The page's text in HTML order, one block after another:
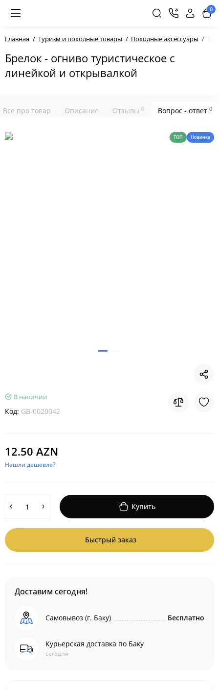
0
Главная Туризм и походные товары Походные аксессуары
Брелок - огниво туристическое с
линейкой и открывалкой
Все про товар Описание Отзывы 0 Вопрос - ответ 0
ТОП Новинка
В наличии
Код: GB-0020042
12.50 AZN
Нашли дешевле?
Купить
Быстрый заказ
Доставим сегодня!
Самовывоз (г. Баку) Бесплатно
Курьерская доставка по Баку
сегодня